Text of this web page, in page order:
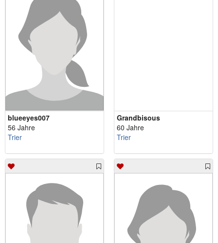
blueeyes007
56 Jahre
Trier
Grandbisous
60 Jahre
Trier